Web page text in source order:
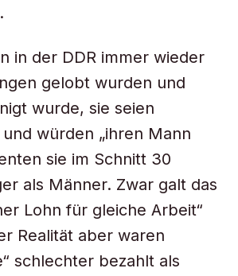
in der DDR immer wieder
gelobt wurden und
wurde, sie seien
würden „ihren Mann
sie im Schnitt 30
als Männer. Zwar galt das
Lohn für gleiche Arbeit“
Realität aber waren
schlechter bezahlt als